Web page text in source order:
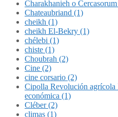
Charakhanieh o
Chateaubriand (1)
cheikh (1)
cheikh El-Bekry (1)
chélebi (1)
chiste (1)
Choubrah (2)
Cine (2)
cine corsario (2)
Cipolla Revolución
económica (1)
Cléber (2)
climas (1)